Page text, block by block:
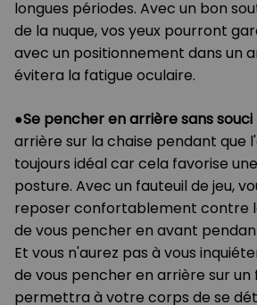
longues périodes. Avec un bon
de la nuque, vos yeux pourront
avec un positionnement dans un
évitera la fatigue oculaire.
●Se pencher en arrière sans souci
arrière sur la chaise pendant que
toujours idéal car cela favorise
posture. Avec un fauteuil de jeu,
reposer confortablement contre
de vous pencher en avant
Et vous n'aurez pas à vous
de vous pencher en arrière sur un
permettra à votre corps de se